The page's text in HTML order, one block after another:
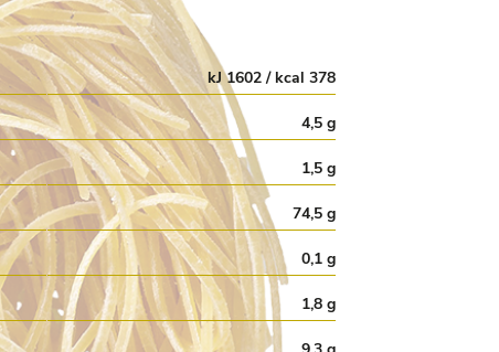
kJ 1602 / kcal 378
4,5 g
1,5 g
74,5 g
0,1 g
1,8 g